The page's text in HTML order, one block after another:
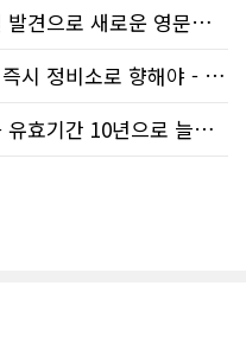
세계 최초로 문자와 숫자의 비밀 발견으로 새로운 영문법을 발명한 임성빈..
자동차 배터리 경고등이 켜지면 즉시 정비소로 향해야 - 주행중 차량 갑..
캐나다 여권 갱신 시 유의 사항 - 유효기간 10년으로 늘어나 편리